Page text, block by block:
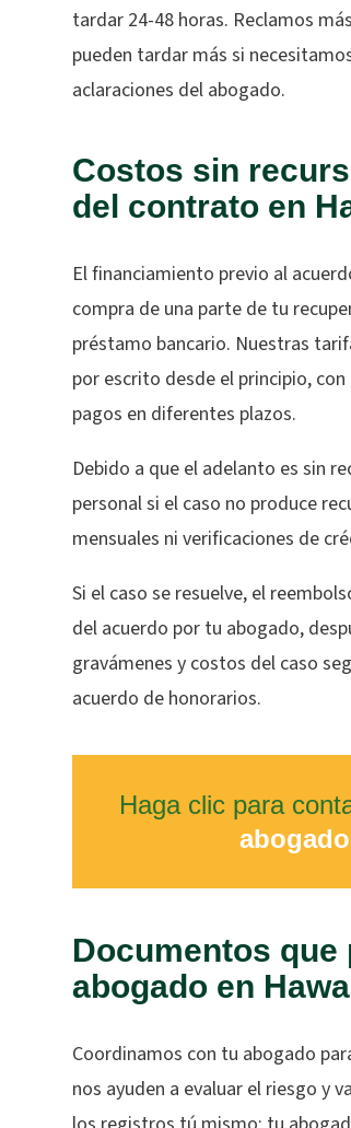
tardar 24-48 horas. Reclamos
pueden tardar más si
aclaraciones del abogado.
Costos sin
del contrato en
El financiamiento previo al
compra de una parte de tu
préstamo bancario. Nuestras
por escrito desde el principio,
pagos en diferentes plazos.
Debido a que el adelanto es sin
personal si el caso no produce
mensuales ni verificaciones de
Si el caso se resuelve, el
del acuerdo por tu abogado,
gravámenes y costos del caso
acuerdo de honorarios.
Haga clic para
Documentos
abogado en
Coordinamos con tu abogado
nos ayuden a evaluar el riesgo y